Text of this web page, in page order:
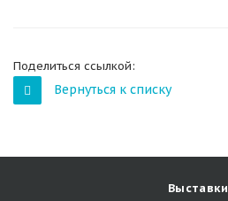
Поделиться ссылкой:
Вернуться к списку
Выставки